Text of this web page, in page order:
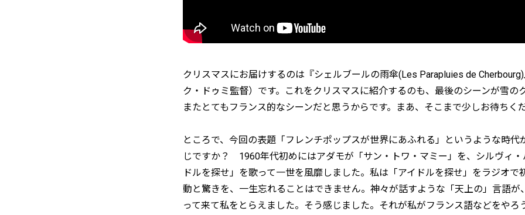
クリスマスにお届けするのは『シェルブールの雨傘(Les Parapluies de
ク・ドゥミ監督）です。これをクリスマスに紹介するのも、最後のシーンが雪の
またとてもフランス的なシーンだと思うからです。まあ、そこまで少しお待ちくだ
ところで、今回の表題「フレンチポップスが世界にあふれる」というような時代
じですか？ 1960年代初めにはアダモが「サン・トワ・マミー」を、シルヴィ・
ドルを探せ」を歌って一世を風靡しました。私は「アイドルを探せ」をラジオで
動と驚きを、一生忘れることはできません。神々が話すような「天上の」言語が
って来て私をとらえました。そう感じました。それが私がフランス語などをやろ